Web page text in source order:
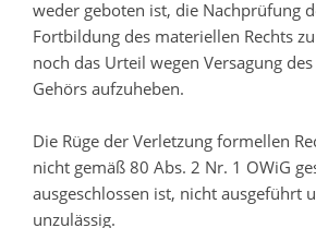
weder geboten ist, die Nachprüfung
Fortbildung des materiellen Rechts
noch das Urteil wegen Versagung
Gehörs aufzuheben.
Die Rüge der Verletzung formellen
nicht gemäß 80 Abs. 2 Nr. 1 OWiG
ausgeschlossen ist, nicht ausgeführt
unzulässig.